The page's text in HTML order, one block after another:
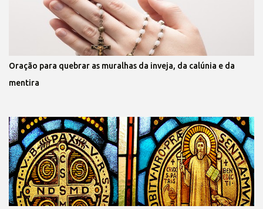
Oração para quebrar as muralhas da inveja, da calúnia e da
mentira